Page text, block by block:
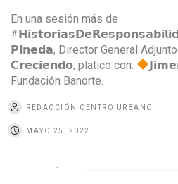
En una sesión más de
𝗣𝗶𝗻𝗲𝗱𝗮, Director General
𝗖𝗿𝗲𝗰𝗶𝗲𝗻𝗱𝗼, platico con:
Fundación Banorte.
REDACCIÓN CENTRO URBANO
MAYO 25, 2022
1